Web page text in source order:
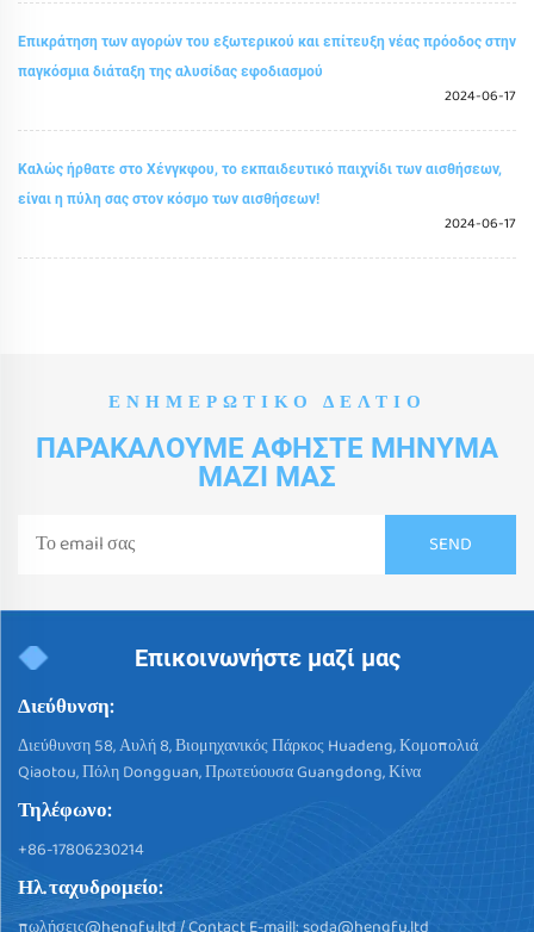
Επικράτηση των αγορών του εξωτερικού και επίτευξη νέας πρόοδος στην
παγκόσμια διάταξη της αλυσίδας εφοδιασμού
2024-06-17
Καλώς ήρθατε στο Χένγκφου, το εκπαιδευτικό παιχνίδι των αισθήσεων,
είναι η πύλη σας στον κόσμο των αισθήσεων!
2024-06-17
ΕΝΗΜΕΡΩΤΙΚΌ ΔΕΛΤΊΟ
ΠΑΡΑΚΑΛΟΎΜΕ ΑΦΉΣΤΕ ΜΉΝΥΜΑ
ΜΑΖΊ ΜΑΣ
Επικοινωνήστε μαζί μας
Διεύθυνση:
Διεύθυνση 58, Αυλή 8, Βιομηχανικός Πάρκος Huadeng, Κομοπολιά
Qiaotou, Πόλη Dongguan, Πρωτεύουσα Guangdong, Κίνα
Τηλέφωνο:
+86-17806230214
Ηλ. ταχυδρομείο: